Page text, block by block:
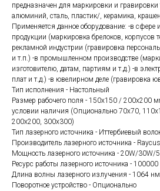
предназначен для маркировки и гравировки
алюминий, сталь, пластик/, керамика,
Применяется данное оборудование: -в сфере
продукции (маркировка брелоков, корпусов
рекламной индустрии (гравировка
и т.п.) -в промышленном производстве
изготовителю, датам, партиям и т.д.) -в
плат и т.д.) -в ювелирном деле (гравировка
Тип исполнения - Настольный
Размер рабочего поля - 150х150 / 200х200
условии наличия (Опционально 70x70,
200х200, 300x300)
Тип лазерного источника - Иттербиевый
Производитель лазерного источника - Raycus
Мощность лазерного источника - 20W/30W/
Ресурс работы лазерного источника - 100000
Длина волны лазерного излучения - 1064 нм
Поворотное устройство - Опционально